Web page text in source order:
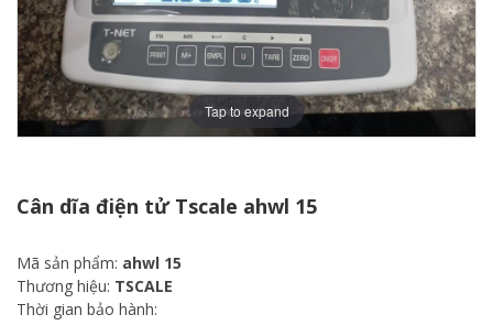
Tap to expand
Cân dĩa điện tử Tscale ahwl 15
Mã sản phẩm: ahwl 15
Thương hiệu: TSCALE
Thời gian bảo hành: